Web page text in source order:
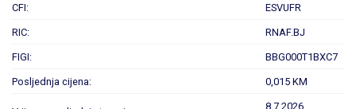
CFI: ESVUFR
RIC: RNAF.BJ
FIGI: BBG000T1BXC7
Posljednja cijena: 0,015 KM
8.7.2026.